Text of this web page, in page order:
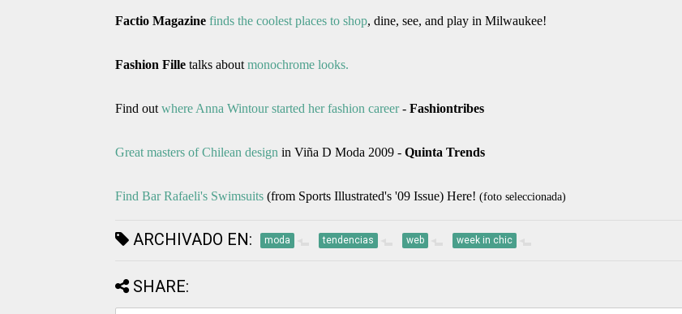
Factio Magazine finds the coolest places to shop, dine, see, and play in Milwaukee!
Fashion Fille talks about monochrome looks.
Find out where Anna Wintour started her fashion career- Fashiontribes
Great masters of Chilean design in Viña D Moda 2009 - Quinta Trends
Find Bar Rafaeli's Swimsuits (from Sports Illustrated's '09 Issue) Here! (foto seleccionada)
ARCHIVADO EN: moda tendencias web week in chic
SHARE: